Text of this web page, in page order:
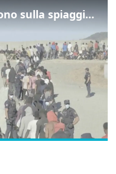
I migranti a Ceuta dormono sulla spiaggia: "Vogliamo entrare in Europa"